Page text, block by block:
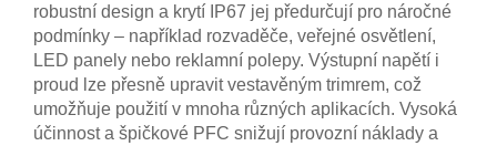
robustní design a krytí IP67 jej předurčují pro náročné
podmínky – například rozvaděče, veřejné osvětlení,
LED panely nebo reklamní polepy. Výstupní napětí i
proud lze přesně upravit vestavěným trimrem, což
umožňuje použití v mnoha různých aplikacích. Vysoká
účinnost a špičkové PFC snižují provozní náklady a